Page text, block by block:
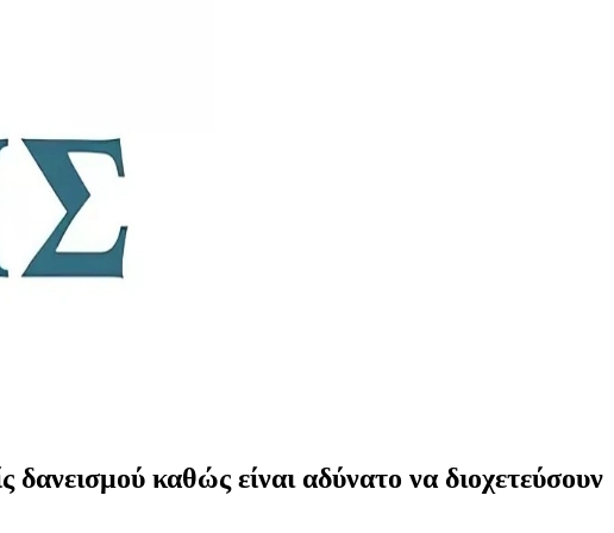
δανεισμού καθώς είναι αδύνατο να διοχετεύσουν